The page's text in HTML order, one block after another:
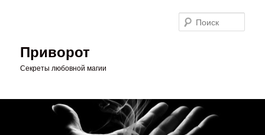
Приворот
Секреты любовной магии